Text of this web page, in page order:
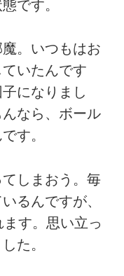
です。
。いつもはお
いたんです
になりまし
なら、ボール
す。
しまおう。毎
るんですが、
す。思い立っ
た。